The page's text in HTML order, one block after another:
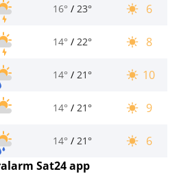
16° / 23° 6
14° / 22° 8
14° / 21° 10
14° / 21° 9
14° / 21°
6
Sat24 app